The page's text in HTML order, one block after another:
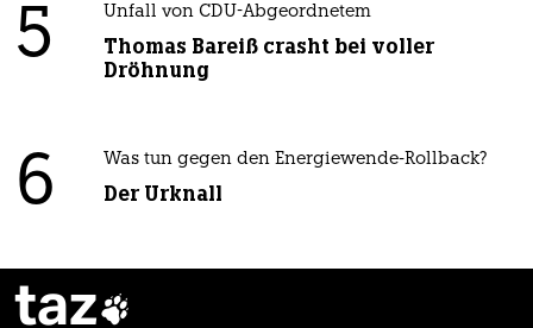
5 Unfall von CDU-Abgeordnetem
Thomas Bareiß crasht bei voller
Dröhnung
6 Was tun gegen den Energiewende-Rollback?
Der Urknall
taz